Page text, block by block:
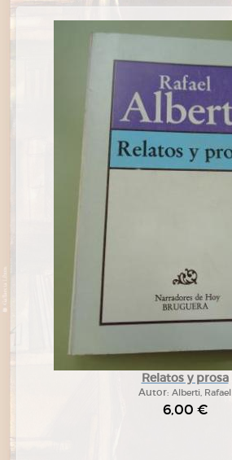
Relatos y prosa
Autor: Alberti, Rafael
6,00 €